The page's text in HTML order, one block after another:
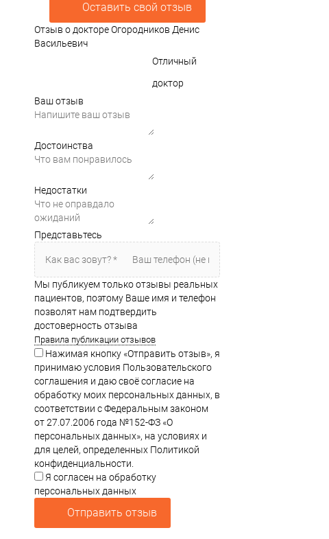
Оставить свой отзыв
Отзыв о докторе Огородников Денис
Васильевич
Отличный
доктор
Ваш отзыв
Достоинства
Недостатки
Представьтесь
Мы публикуем только отзывы реальных
пациентов, поэтому Ваше имя и телефон
позволят нам подтвердить
достоверность отзыва
Правила публикации отзывов
Нажимая кнопку «Отправить отзыв», я
принимаю условия Пользовательского
соглашения и даю своё согласие на
обработку моих персональных данных, в
соответствии с Федеральным законом
от 27.07.2006 года №152-ФЗ «О
персональных данных», на условиях и
для целей, определенных Политикой
конфиденциальности.
Я согласен на обработку
персональных данных
Отправить отзыв